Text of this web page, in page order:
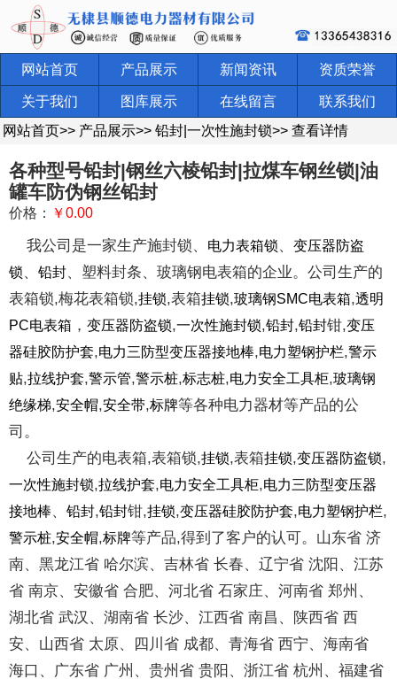
网站首页 产品展示 新闻资讯 资质荣誉
关于我们 图库展示 在线留言
联系我们
网站首页>> 产品展示>> 铅封|一次性施封锁>> 查看详情
各种型号铅封|钢丝六棱铅封|拉煤车钢丝锁|油
罐车防伪钢丝铅封
价格： ￥0.00
我公司是一家生产施封锁、 电力表箱锁、变压器防盗
锁、铅封、塑料封条、玻璃钢电表箱的企业。公司生产的
表箱锁,梅花表箱锁,挂锁,表箱挂锁,玻璃钢SMC电表箱,透明
PC电表箱 ，变压器防盗锁,一次性施封锁,铅封,铅封钳,变压
器硅胶防护套,电力三防型变压器接地棒,电力塑钢护栏,警示
贴,拉线护套,警示管,警示桩,标志桩,电力安全工具柜,玻璃钢
绝缘梯,安全帽,安全带,标牌等各种电力器材等产品的公
司。
公司生产的电表箱,表箱锁,挂锁,表箱挂锁,变压器防盗锁,
一次性施封锁,拉线护套,电力安全工具柜,电力三防型变压器
接地棒、铅封,铅封钳,挂锁,变压器硅胶防护套,电力塑钢护栏,
警示桩,安全帽,标牌等产品,得到了客户的认可。山东省 济
南、黑龙江省 哈尔滨、吉林省 长春、辽宁省 沈阳、江苏
省 南京、安徽省 合肥、河北省 石家庄、河南省 郑州、
湖北省 武汉、湖南省 长沙、江西省 南昌、陕西省 西
安、山西省 太原、四川省 成都、青海省 西宁、海南省
海口、广东省 广州、贵州省 贵阳、浙江省 杭州、福建省